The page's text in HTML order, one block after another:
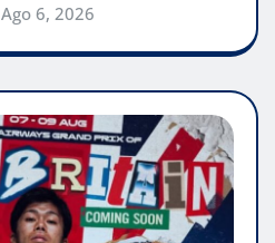
Ago 6, 2026